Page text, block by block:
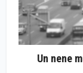
Un nene